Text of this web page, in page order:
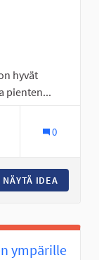
hyvät
pienten...
0
NÄYTÄ IDEA
ympärille